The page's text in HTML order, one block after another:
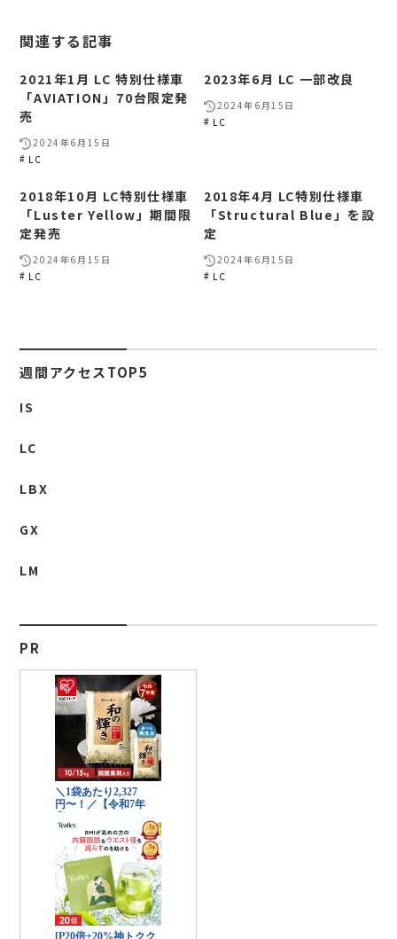
関連する記事
2021年1月 LC 特別仕様車
「AVIATION」70台限定発
売
2024年6月15日
LC
2023年6月 LC 一部改良
2024年6月15日
LC
2018年10月 LC特別仕様車
「Luster Yellow」期間限
定発売
2024年6月15日
LC
2018年4月 LC特別仕様車
「Structural Blue」を設
定
2024年6月15日
LC
週間アクセスTOP5
IS
LC
LBX
GX
LM
PR